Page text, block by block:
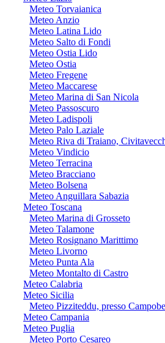
Meteo Torvaianica
Meteo Anzio
Meteo Latina Lido
Meteo Salto di Fondi
Meteo Ostia Lido
Meteo Ostia
Meteo Fregene
Meteo Maccarese
Meteo Marina di San Nicola
Meteo Passoscuro
Meteo Ladispoli
Meteo Palo Laziale
Meteo Riva di Traiano,
Meteo Vindicio
Meteo Terracina
Meteo Bracciano
Meteo Bolsena
Meteo Anguillara Sabazia
Meteo Toscana
Meteo Marina di Grosseto
Meteo Talamone
Meteo Rosignano Marittimo
Meteo Livorno
Meteo Punta Ala
Meteo Montalto di Castro
Meteo Calabria
Meteo Sicilia
Meteo Pizziteddu, presso
Meteo Campania
Meteo Puglia
Meteo Porto Cesareo